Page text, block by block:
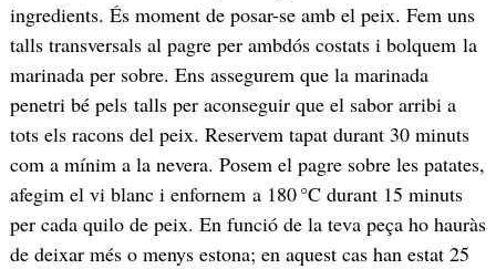
ingredients. És moment de posar-se amb el peix. Fem uns
talls transversals al pagre per ambdós costats i bolquem la
marinada per sobre. Ens assegurem que la marinada
penetri bé pels talls per aconseguir que el sabor arribi a
tots els racons del peix. Reservem tapat durant 30 minuts
com a mínim a la nevera. Posem el pagre sobre les patates,
afegim el vi blanc i enfornem a 180 °C durant 15 minuts
per cada quilo de peix. En funció de la teva peça ho hauràs
de deixar més o menys estona; en aquest cas han estat 25